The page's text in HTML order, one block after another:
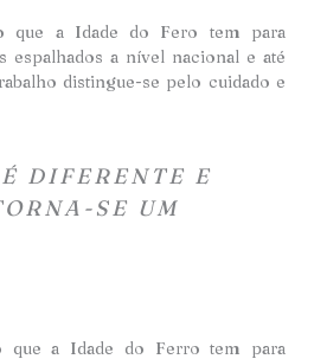
que a Idade do Ferro tem para
que a Idade do Fero tem para
espalhados a nível nacional e até
distingue-se pelo cuidado e
DIFERENTE E
SE UM